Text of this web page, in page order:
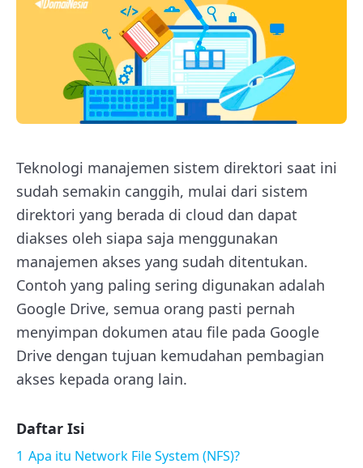
Teknologi manajemen sistem direktori saat ini
sudah semakin canggih, mulai dari sistem
direktori yang berada di cloud dan dapat
diakses oleh siapa saja menggunakan
manajemen akses yang sudah ditentukan.
Contoh yang paling sering digunakan adalah
Google Drive, semua orang pasti pernah
menyimpan dokumen atau file pada Google
Drive dengan tujuan kemudahan pembagian
akses kepada orang lain.
Daftar Isi
1 Apa itu Network File System (NFS)?